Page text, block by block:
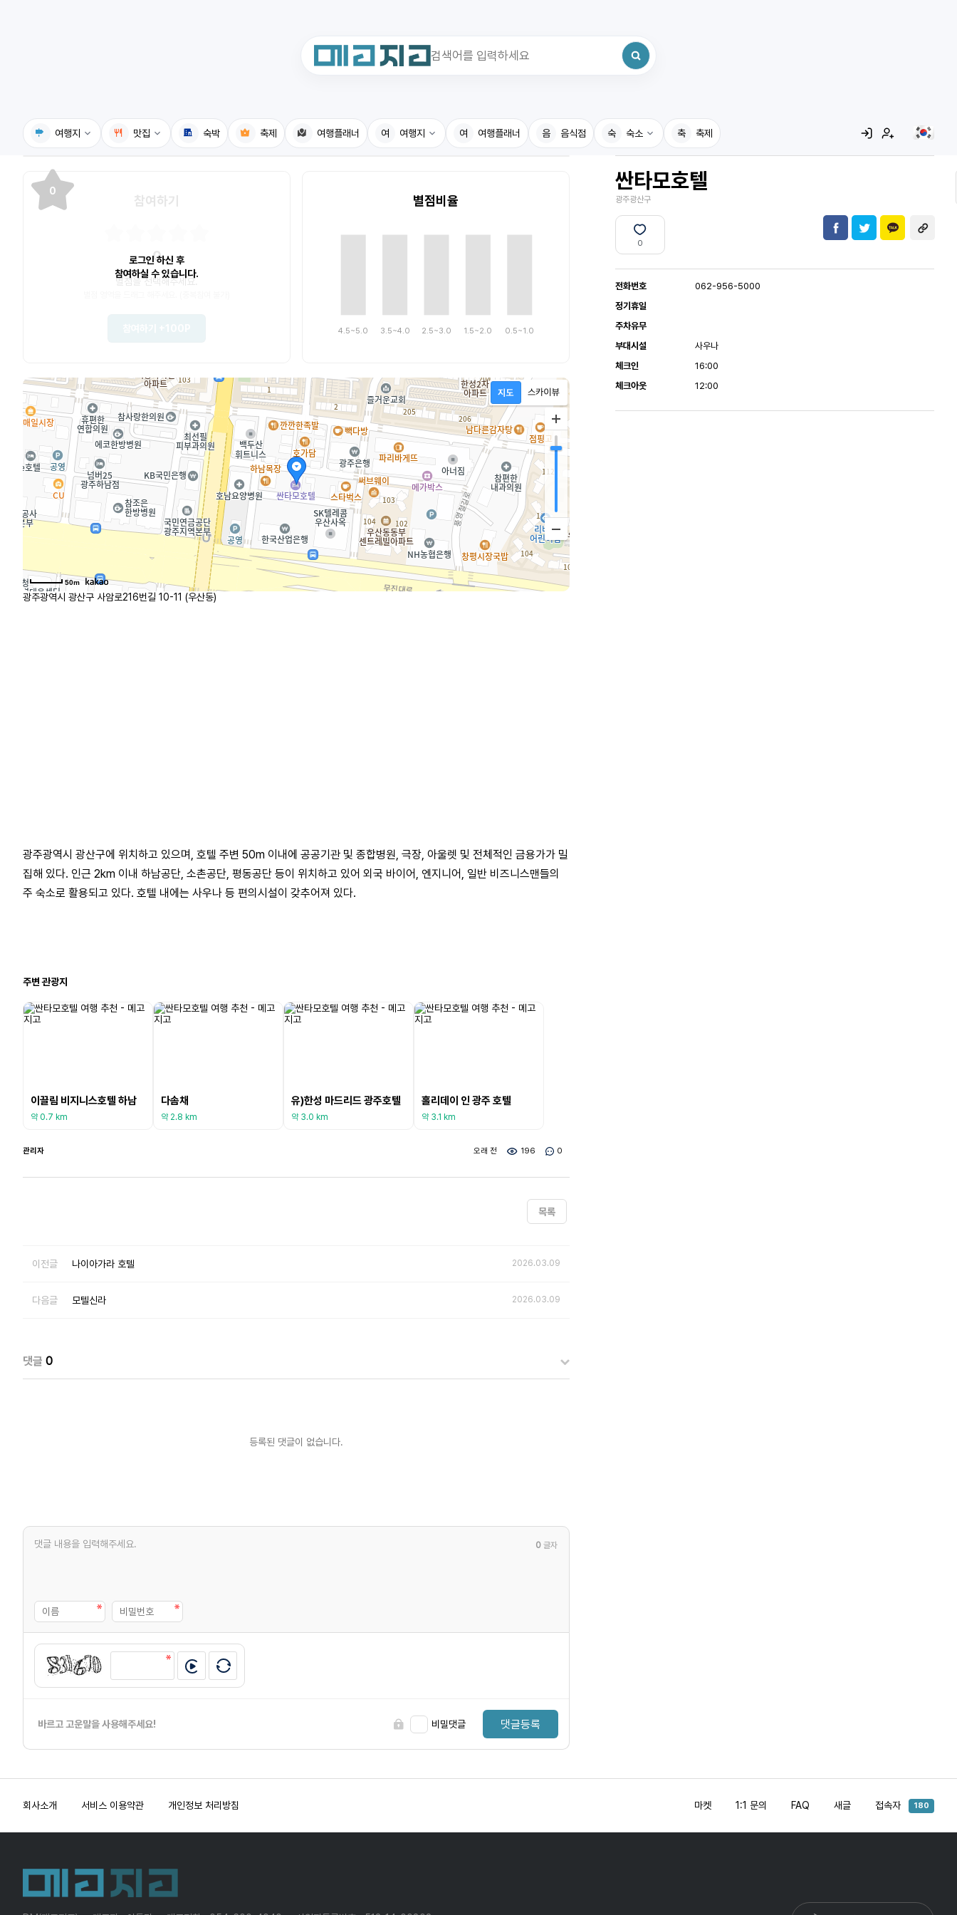
여행지
국내여행지
휴게소
맛집
고수의레시피
숙박 축제 여행플래너 여 여행지 여 여행플래너 음 음식점 숙 숙소
국내맛집
고수의레시피
음식용어사전
축 축제
최근 검색어가 없습니다.
싼타모호텔
광주광산구
0
전화번호
062-956-5000
정기휴일
주차유무
부대시설
사우나
체크인
16:00
체크아웃
12:00
0
참여하기
0
별점을 선택해주세요.
로그인 하신 후
참여하실 수 있습니다.
별점비율
4.5~5.0 3.5~4.0 2.5~3.0 1.5~2.0 0.5~1.0
50m
광주광역시 광산구 사암로216번길 10-11 (우산동)
광주광역시 광산구에 위치하고 있으며, 호텔 주변 50m 이내에 공공기관 및 종합병원, 극장, 아울렛 및 전체적인 금용가가 밀
집해 있다. 인근 2km 이내 하남공단, 소촌공단, 평동공단 등이 위치하고 있어 외국 바이어, 엔지니어, 일반 비즈니스맨들의
주 숙소로 활용되고 있다. 호텔 내에는 사우나 등 편의시설이 갖추어져 있다.
주변 관광지
이끌림 비지니스호텔 하남
약 0.7 km
다솜채
약 2.8 km
유)한성 마드리드 광주호텔
약 3.0 km
홀리데이 인 광주 호텔
약 3.1 km
관리자 오래 전 196 0
목록
이전글 나이아가라 호텔 2026.03.09
다음글 모텔신라 2026.03.09
댓글 0
등록된 댓글이 없습니다.
0 글자
바르고 고운말을 사용해주세요! 비밀댓글 댓글등록
회사소개 서비스 이용약관 개인정보 처리방침 마켓 1:1 문의 FAQ 새글 접속자 180